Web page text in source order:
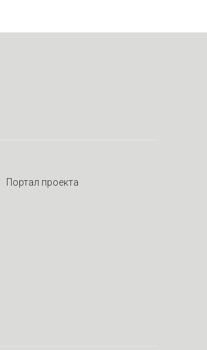
Портал проекта